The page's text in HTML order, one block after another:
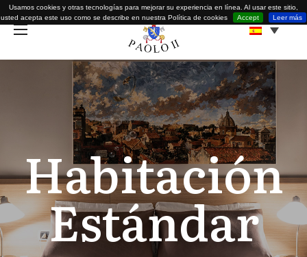
Usamos cookies y otras tecnologías para mejorar su experiencia en línea. Al usar este sitio,
usted acepta este uso como se describe en nuestra Política de cookies
Accept Leer más
Habitación
Estándar